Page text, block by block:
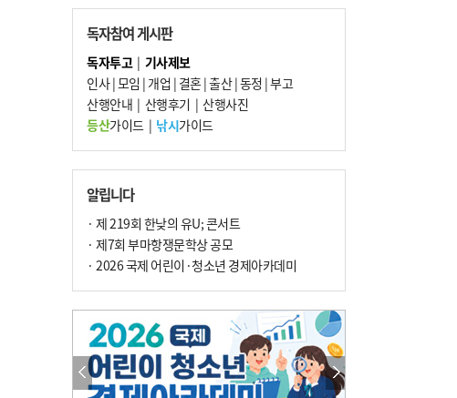
과…“현재는 부적절 행위 없어”
7
"올해 코스피 사이드카 43회 중 25회는 삼
전닉스 ETF 이후 발생"
8
서울 중랑구서 흉기 난동…60대 남성 2명
사망
여 가구 6시간 단수
독자참여 게시판
독자투고| 기사제보
인사|모임 | 개업 | 결혼|출산|동정 |부고
산행안내 | 산행후기 | 산행사진
등산가이드| 낚시가이드
알립니다
· 제 219회 한낮의 유U; 콘서트
· 제7회 부마항쟁문학상 공모
· 2026 국제 어린이·청소년 경제아카데미